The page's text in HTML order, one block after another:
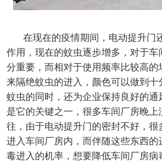
在现在的疫情期间，电动提升门
作用，现在的蚊虫逐步增多，对于
分重要，而相对于使用频率比较高
来隔绝蚊虫的进入，颜色可以做到
蚊虫的同时，还为企业保持良好的
是它的关键之一，很多车间厂房晚上
往，由于电动提升门的密封不好，很
进入车间厂房内，而伴随这些东西的
毒进入的机率，想要降低车间厂房病